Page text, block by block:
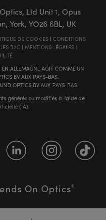
Ltd Unit 1, Opus
York, YO26 6BL, UK
DE COOKIES| CONDITIONS
B2C | MENTIONS LÉGALES|
ALLEMAGNE AGIT COMME UN
BV AUX PAYS-BAS.
OPTICS BV AUX PAYS-BAS.
générés ou modifiés à l'aide de
(IA).
On Optics®